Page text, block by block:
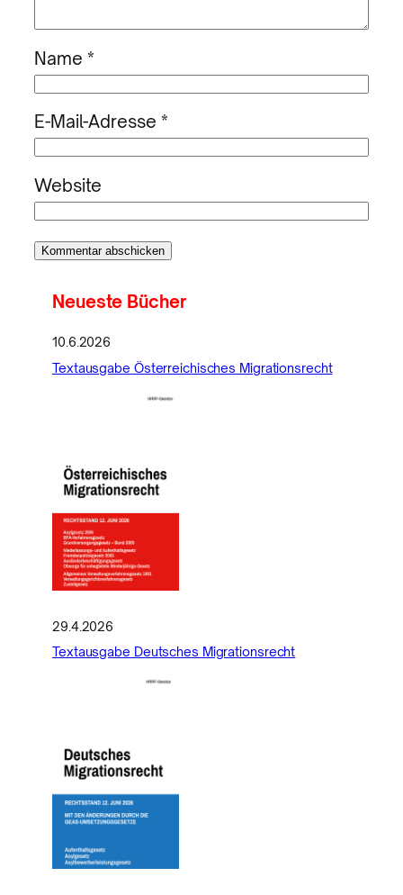
Name *
E-Mail-Adresse *
Website
Neueste Bücher
10.6.2026
Textausgabe Österreichisches Migrationsrecht
29.4.2026
Textausgabe Deutsches Migrationsrecht